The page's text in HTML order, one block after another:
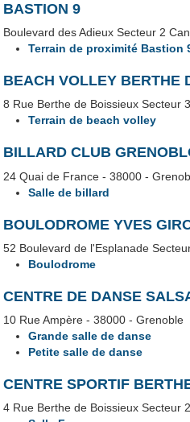
BASTION 9
Boulevard des Adieux Secteur 2
Terrain de proximité Bastion
BEACH VOLLEY BERTHE
8 Rue Berthe de Boissieux Secteur
Terrain de beach volley
BILLARD CLUB
24 Quai de France - 38000 -
Salle de billard
BOULODROME YVES
52 Boulevard de l'Esplanade
Boulodrome
CENTRE DE DANSE
10 Rue Ampère - 38000 - Grenoble
Grande salle de danse
Petite salle de danse
CENTRE SPORTIF
4 Rue Berthe de Boissieux Secteur